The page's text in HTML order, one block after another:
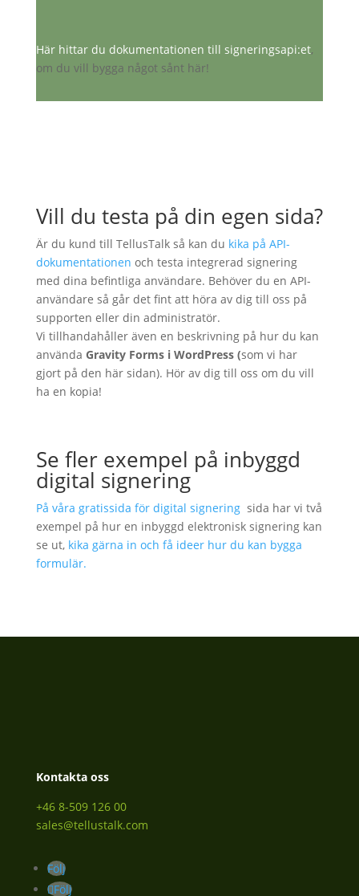
Här hittar du dokumentationen till signeringsapi:et,
om du vill bygga något sånt här!
Vill du testa på din egen sida?
Är du kund till TellusTalk så kan du kika på API-
dokumentationen och testa integrerad signering
med dina befintliga användare. Behöver du en API-
användare så går det fint att höra av dig till oss på
supporten eller din administratör.
Vi tillhandahåller även en beskrivning på hur du kan
använda Gravity Forms i WordPress (som vi har
gjort på den här sidan). Hör av dig till oss om du vill
ha en kopia!
Se fler exempel på inbyggd
digital signering
På våra gratissida för digital signeringsida har vi två
exempel på hur en inbyggd elektronisk signering kan
se ut,kika gärna in och få ideer hur du kan bygga
formulär.
Kontakta oss
+46 8-509 126 00
sales@tellustalk.com
Följ
Följ